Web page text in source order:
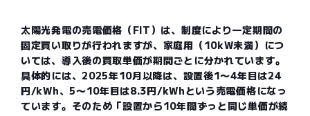
太陽光発電の売電価格（FIT）は、制度により一定期間の
固定買い取りが行われますが、家庭用（10kW未満）につ
いては、導入後の買取単価が期間ごとに分かれています。
具体的には、2025年10月以降は、設置後1〜4年目は24
円/kWh、5〜10年目は8.3円/kWhという売電価格になっ
ています。そのため「設置から10年間ずっと同じ単価が続